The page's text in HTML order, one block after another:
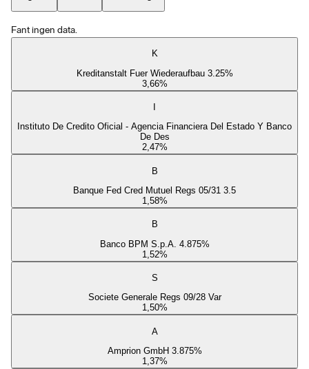
Fant ingen data.
K
Kreditanstalt Fuer Wiederaufbau 3.25%
3,66%
Instituto De Credito Oficial - Agencia Financiera Del Estado Y Banco
De Des
2,47%
B
Banque Fed Cred Mutuel Regs 05/31 3.5
1,58%
B
Banco BPM S.p.A. 4.875%
1,52%
S
Societe Generale Regs 09/28 Var
1,50%
A
Amprion GmbH 3.875%
1,37%